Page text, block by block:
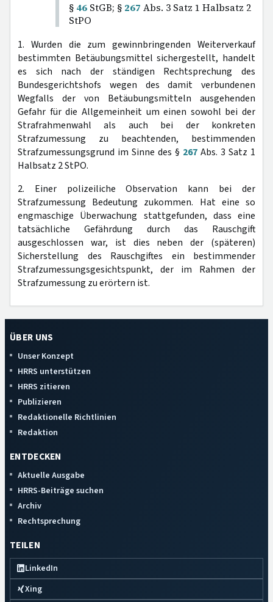
§ 46 StGB; § 267 Abs. 3 Satz 1 Halbsatz 2
StPO
1. Wurden die zum gewinnbringenden Weiterverkauf
bestimmten Betäubungsmittel sichergestellt, handelt
es sich nach der ständigen Rechtsprechung des
Bundesgerichtshofs wegen des damit verbundenen
Wegfalls der von Betäubungsmitteln ausgehenden
Gefahr für die Allgemeinheit um einen sowohl bei der
Strafrahmenwahl als auch bei der konkreten
Strafzumessung zu beachtenden, bestimmenden
Strafzumessungsgrund im Sinne des § 267 Abs. 3 Satz 1
Halbsatz 2 StPO.
2. Einer polizeiliche Observation kann bei der
Strafzumessung Bedeutung zukommen. Hat eine so
engmaschige Überwachung stattgefunden, dass eine
tatsächliche Gefährdung durch das Rauschgift
ausgeschlossen war, ist dies neben der (späteren)
Sicherstellung des Rauschgiftes ein bestimmender
Strafzumessungsgesichtspunkt, der im Rahmen der
Strafzumessung zu erörtern ist.
ÜBER UNS
Unser Konzept
HRRS unterstützen
HRRS zitieren
Publizieren
Redaktionelle Richtlinien
Redaktion
ENTDECKEN
Aktuelle Ausgabe
HRRS-Beiträge suchen
Archiv
Rechtsprechung
TEILEN
LinkedIn
Xing